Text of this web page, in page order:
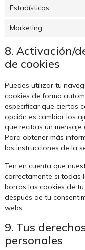
Estadísticas
Marketing
8. Activación/
de cookies
Puedes utilizar tu
cookies de forma
especificar que ciertas
opción es cambiar los
que recibas un
Para obtener más
las instrucciones de la
Ten en cuenta que
correctamente si todas
borras las cookies de
después de tu
webs.
9. Tus
personales